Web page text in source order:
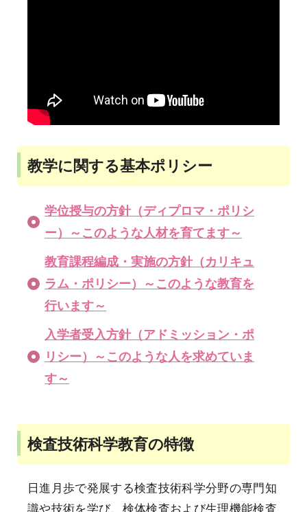
教学に関する基本ポリシー
学位授与の方針（ディプロマ・ポリシ
ー）～このような人材を育てます～
教育課程編成・実施の方針（カリキュ
ラム・ポリシー）～このような教育を
行います～
入学者受入方針（アドミッション・ポ
リシー）～このような人を求めていま
す～
検査技術科学教育の特徴
日進月歩で発展する検査技術科学分野の専門知
識や技術を学び、検体検査および生理機能検査